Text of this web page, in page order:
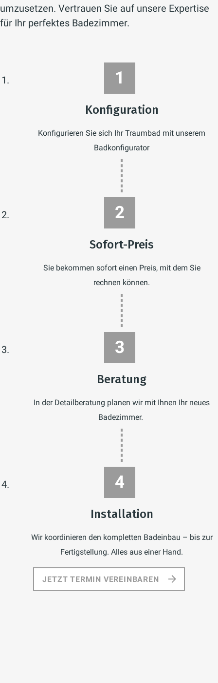
umzusetzen. Vertrauen Sie auf unsere Expertise
für Ihr perfektes Badezimmer.
Konfiguration
Konfigurieren Sie sich Ihr Traumbad mit unserem
Badkonfigurator
Sofort-Preis
Sie bekommen sofort einen Preis, mit dem Sie
rechnen können.
Beratung
In der Detailberatung planen wir mit Ihnen Ihr neues
Badezimmer.
Installation
Wir koordinieren den kompletten Badeinbau – bis zur
Fertigstellung. Alles aus einer Hand.
JETZT TERMIN VEREINBAREN